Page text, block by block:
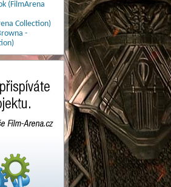
(FilmArena
Collection)
-